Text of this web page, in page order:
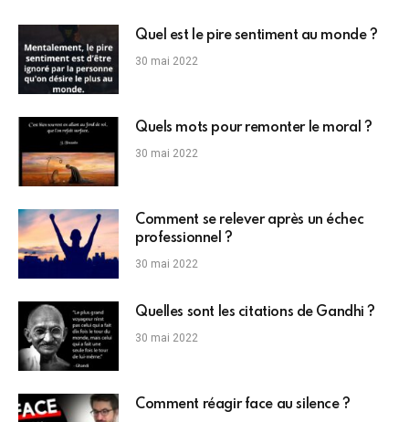
Quel est le pire sentiment au monde ?
30 mai 2022
Quels mots pour remonter le moral ?
30 mai 2022
Comment se relever après un échec
professionnel ?
30 mai 2022
Quelles sont les citations de Gandhi ?
30 mai 2022
Comment réagir face au silence ?